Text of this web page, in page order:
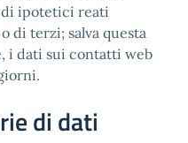
ipotetici reati
di terzi; salva questa
i dati sui contatti web
di dati